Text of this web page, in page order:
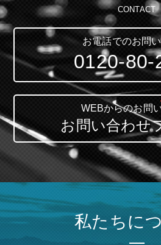
CONTACT
お電話でのお問
0120-80-
WEBからのお問
お問い合わせ
私たちに